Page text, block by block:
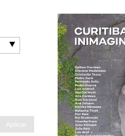
Aplicar